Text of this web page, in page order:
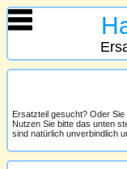
Ersatzteil gesucht? Oder
Nutzen Sie bitte das unten
sind natürlich unverbindlich